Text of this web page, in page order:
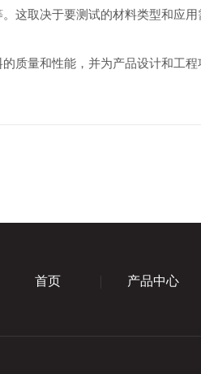
取决于要测试的材料类型和应用
质量和性能，并为产品设计和工程
首页 产品中心